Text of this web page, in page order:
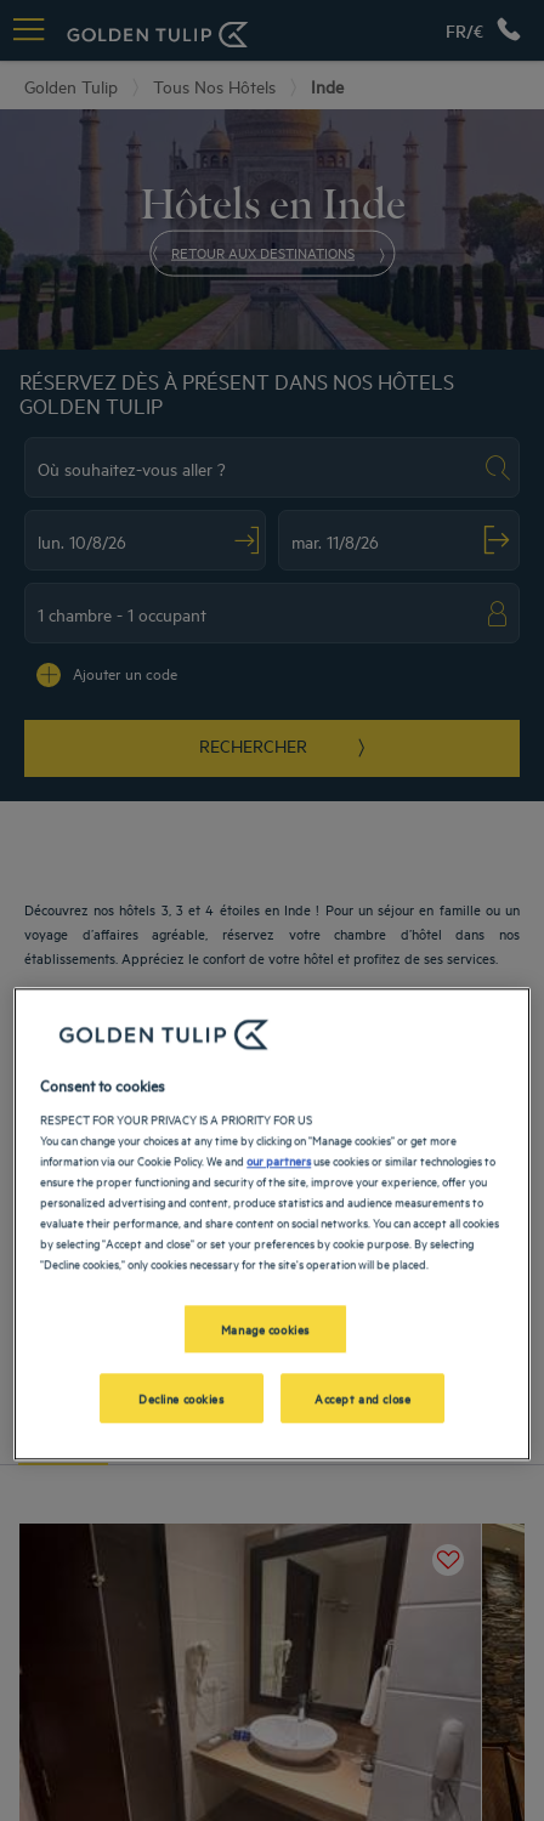
FR/€
Golden Tulip Tous Nos Hôtels Inde
Hôtels en Inde
RETOUR AUX DESTINATIONS
RÉSERVEZ DÈS À PRÉSENT DANS NOS HÔTELS
GOLDEN TULIP
RECHERCHER
Ajouter un code
Découvrez nos hôtels 3, 3 et 4 étoiles en Inde ! Pour un séjour en famille ou un
voyage d’affaires agréable, réservez votre chambre d’hôtel dans nos
établissements. Appréciez le confort de votre hôtel et profitez de ses services.
Nos villes en Inde
Hôtels Agra
Hôtels Amritsar Hôtels Baddi
Hôtels Bangalore Hôtels Bhavnagar
Hôtels Calcutta
Chandigarh Hôtels
Hôtels Faridabad Hôtels Ghaziabad
Hôtels Goa Hôtels Gorakhpur
Gurgaon Hôtels Haridwar
Hôtels Hosur Hôtels Hyderabad
Hôtels Hôtels Jalandhar
AFFICHER PLUS
Notre sélection d'hôtels en Inde
Réservez dans l'un de nos hôtels 3 et 4 étoiles pour vos week-
ends, séjours en famille ou voyages d’affaires en Inde
Consent to cookies
RESPECT FOR YOUR PRIVACY IS A PRIORITY FOR US
You can change your choices at any time by clicking on "Manage cookies" or get more
information via our Cookie Policy. We andour partnersuse cookies or similar technologies to
ensure the proper functioning and security of the site, improve your experience, offer you
personalized advertising and content, produce statistics and audience measurements to
evaluate their performance, and share content on social networks. You can accept all cookies
by selecting "Accept and close" or set your preferences by cookie purpose. By selecting
"Decline cookies," only cookies necessary for the site's operation will be placed.
Manage cookies
Decline cookies Accept and close